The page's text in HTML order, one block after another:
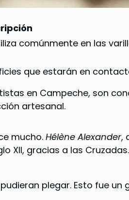
comúnmente en las
que estarán en
en Campeche, son
artesanal.
mucho.Hélène Alexander,
XII, gracias a las
plegar. Esto fue un